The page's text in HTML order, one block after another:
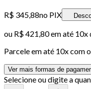
R$ 345,88no PIX
ou R$ 421,80em até 10x
Parcele em até 10x com
Ver mais formas de
Selecione ou digite a